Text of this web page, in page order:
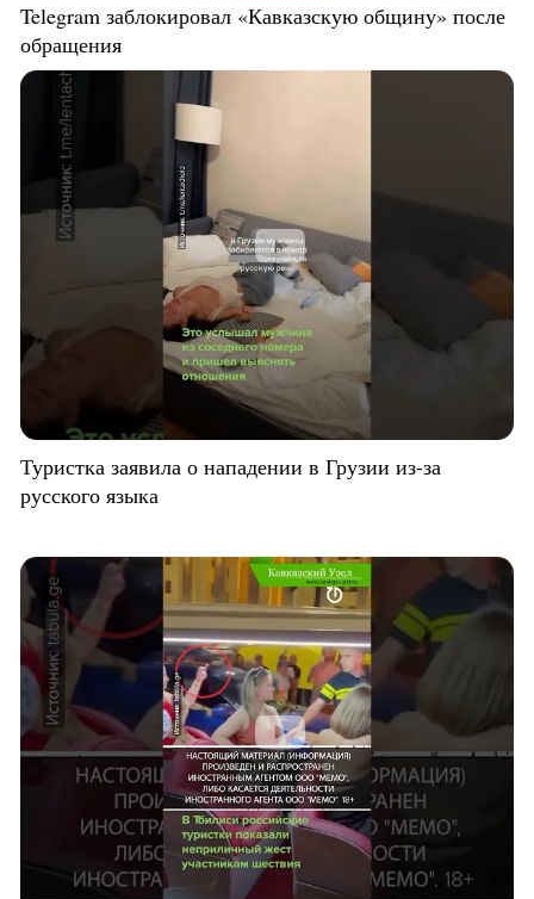
Telegram заблокировал «Кавказскую общину» после
обращения
Туристка заявила о нападении в Грузии из-за
русского языка